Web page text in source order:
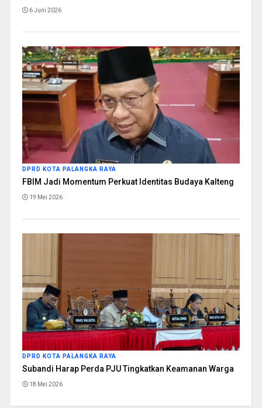
6 Juni 2026
DPRD KOTA PALANGKA RAYA
FBIM Jadi Momentum Perkuat Identitas Budaya Kalteng
19 Mei 2026
DPRD KOTA PALANGKA RAYA
Subandi Harap Perda PJU Tingkatkan Keamanan Warga
18 Mei 2026